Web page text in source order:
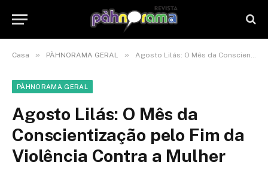
Casa » PÀHNORAMA GERAL » Agosto Lilás: O Mês da Conscientização pelo Fim da Violência Contra a Mulher
PÀHNORAMA GERAL
Agosto Lilás: O Mês da
Conscientização pelo Fim da
Violência Contra a Mulher